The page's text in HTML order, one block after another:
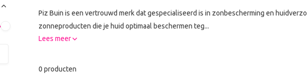
Piz Buin is een vertrouwd merk dat gespecialiseerd is in zonbescherming en
zonneproducten die je huid optimaal beschermen teg...
Lees meer
0 producten